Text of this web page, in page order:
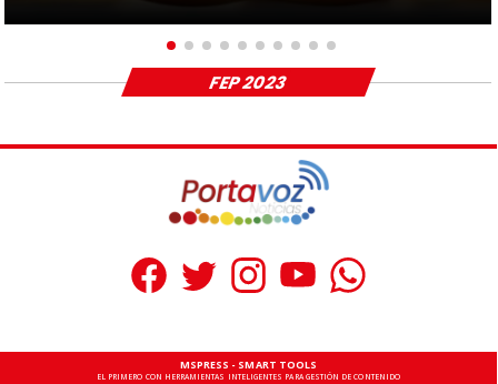
FEP 2023
MSPRESS - SMART TOOLS
EL PRIMERO CON HERRAMIENTAS INTELIGENTES PARA GESTIÓN DE CONTENIDO